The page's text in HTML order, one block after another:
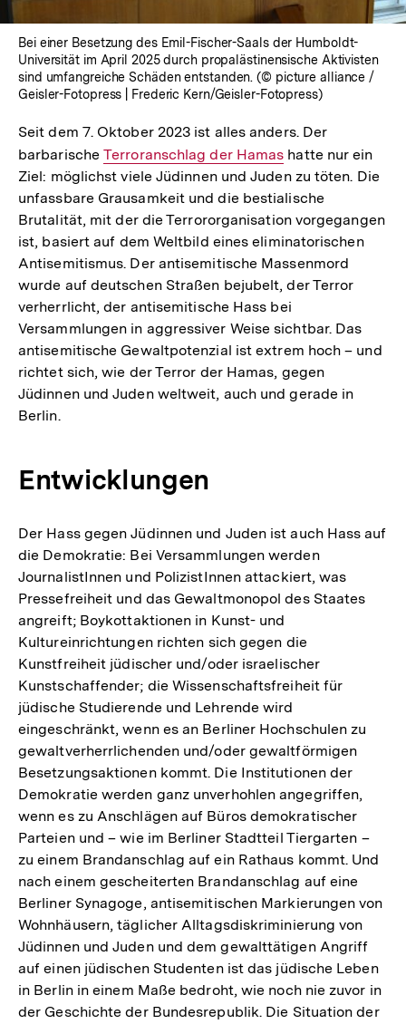
Bei einer Besetzung des Emil-Fischer-Saals der Humboldt-
Universität im April 2025 durch propalästinensische Aktivisten
sind umfangreiche Schäden entstanden. (© picture alliance /
Geisler-Fotopress | Frederic Kern/Geisler-Fotopress)
Seit dem 7. Oktober 2023 ist alles anders. Der
barbarischeInterner
Link:
Terroranschlag der Hamas hatte nur ein
Ziel: möglichst viele Jüdinnen und Juden zu töten. Die
unfassbare Grausamkeit und die bestialische
Brutalität, mit der die Terrororganisation vorgegangen
ist, basiert auf dem Weltbild eines eliminatorischen
Antisemitismus. Der antisemitische Massenmord
wurde auf deutschen Straßen bejubelt, der Terror
verherrlicht, der antisemitische Hass bei
Versammlungen in aggressiver Weise sichtbar. Das
antisemitische Gewaltpotenzial ist extrem hoch – und
richtet sich, wie der Terror der Hamas, gegen
Jüdinnen und Juden weltweit, auch und gerade in
Berlin.
Entwicklungen
Der Hass gegen Jüdinnen und Juden ist auch Hass auf
die Demokratie: Bei Versammlungen werden
JournalistInnen und PolizistInnen attackiert, was
Pressefreiheit und das Gewaltmonopol des Staates
angreift; Boykottaktionen in Kunst- und
Kultureinrichtungen richten sich gegen die
Kunstfreiheit jüdischer und/oder israelischer
Kunstschaffender; die Wissenschaftsfreiheit für
jüdische Studierende und Lehrende wird
eingeschränkt, wenn es an Berliner Hochschulen zu
gewaltverherrlichenden und/oder gewaltförmigen
Besetzungsaktionen kommt. Die Institutionen der
Demokratie werden ganz unverhohlen angegriffen,
wenn es zu Anschlägen auf Büros demokratischer
Parteien und – wie im Berliner Stadtteil Tiergarten –
zu einem Brandanschlag auf ein Rathaus kommt. Und
nach einem gescheiterten Brandanschlag auf eine
Berliner Synagoge, antisemitischen Markierungen von
Wohnhäusern, täglicher Alltagsdiskriminierung von
Jüdinnen und Juden und dem gewalttätigen Angriff
auf einen jüdischen Studenten ist das jüdische Leben
in Berlin in einem Maße bedroht, wie noch nie zuvor in
der Geschichte der Bundesrepublik. Die Situation der